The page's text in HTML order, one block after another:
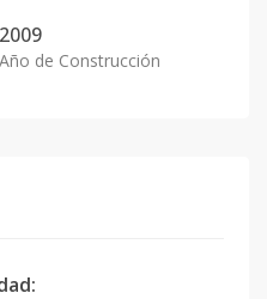
2009
Año de Construcción